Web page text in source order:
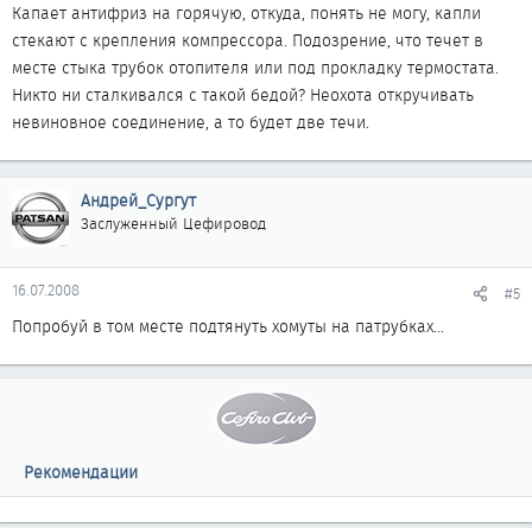
Капает антифриз на горячую, откуда, понять не могу, капли
стекают с крепления компрессора. Подозрение, что течет в
месте стыка трубок отопителя или под прокладку термостата.
Никто ни сталкивался с такой бедой? Неохота откручивать
невиновное соединение, а то будет две течи.
Андрей_Сургут
Заслуженный Цефировод
16.07.2008 #5
Попробуй в том месте подтянуть хомуты на патрубках...
Рекомендации